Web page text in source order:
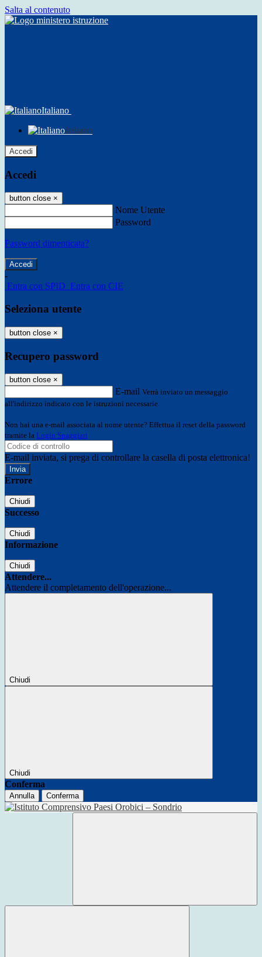
Salta al contenuto
Italiano
Italiano
Accedi
Accedi
button close ×
Nome Utente
Password
Password dimenticata?
-
Entra con SPID Entra con CIE
Seleziona utente
button close ×
Recupero password
button close ×
E-mail Verrà inviato un messaggio
all'indirizzo indicato con le istruzioni necessarie.
Non hai una e-mail associata al nome utente? Effettua il reset della password
tramite la Login Spaggiari
E-mail inviata, si prega di controllare la casella di posta elettronica!
Errore
Chiudi
Successo
Chiudi
Informazione
Chiudi
Attendere...
Attendere il completamento dell'operazione...
Chiudi
Chiudi
Conferma
Annulla Conferma